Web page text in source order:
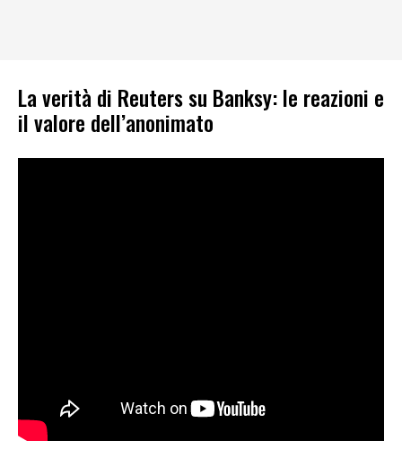
La verità di Reuters su Banksy: le reazioni e
il valore dell’anonimato